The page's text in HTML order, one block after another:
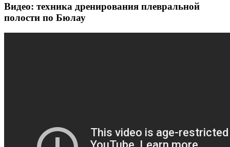
Видео: техника дренирования плевральной
полости по Бюлау